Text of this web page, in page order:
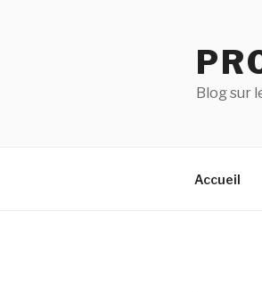
Blog sur
Accueil